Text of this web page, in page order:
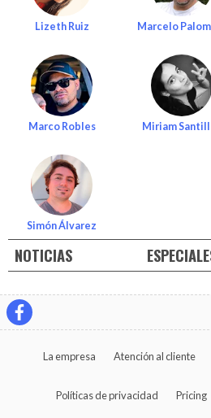
Lizeth Ruiz Marcelo
Marco Robles Miriam
Simón Álvarez
NOTICIAS
La empresa Atención al cliente
Políticas de privacidad Pricing